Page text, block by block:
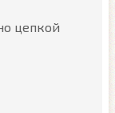
цепкой